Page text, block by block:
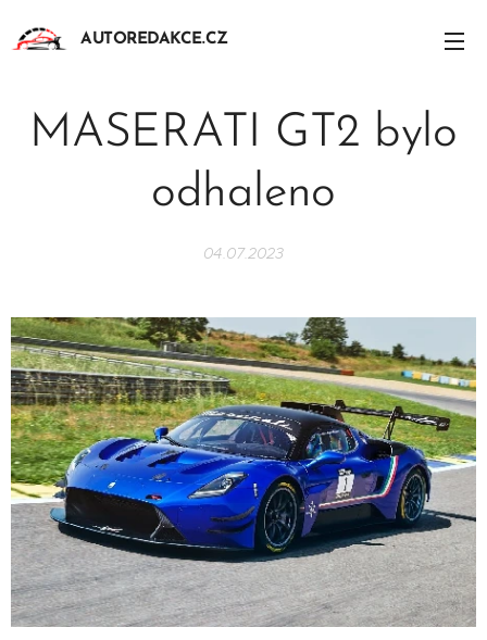
AUTOREDAKCE.CZ
MASERATI GT2 bylo
odhaleno
04.07.2023